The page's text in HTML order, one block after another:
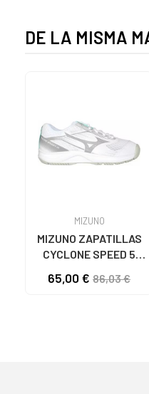
DE LA MISMA
MIZUNO
MIZUNO ZAPATILLAS
CYCLONE SPEED 5
BALONMANO VÓLEY
65,00 € 86,03 €